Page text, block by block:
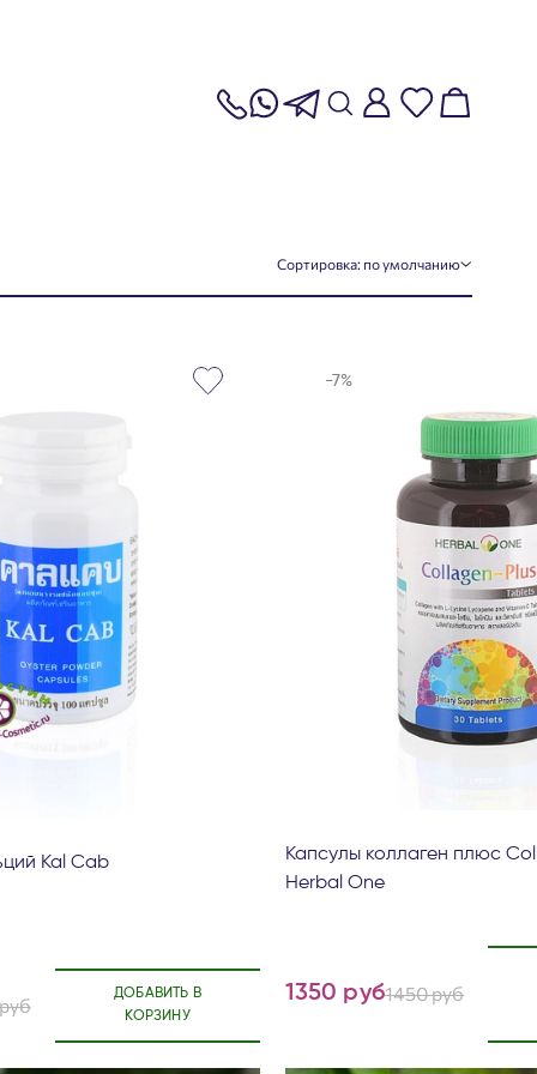
Сортировка: по умолчанию
Kal Cab
ДОБАВИТЬ В
КОРЗИНУ
-7%
Капсулы коллаген плюс
Herbal One
1350 руб1450 руб